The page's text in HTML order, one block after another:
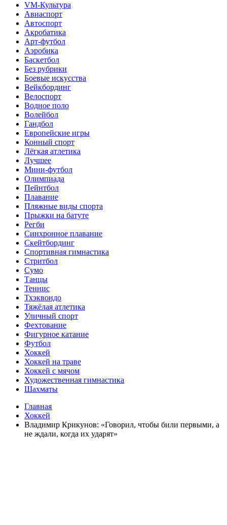
VM-Культура
Авиаспорт
Автоспорт
Акробатика
Арт-футбол
Аэробика
Баскетбол
Без рубрики
Боевые искусства
Вейкбординг
Велоспорт
Водное поло
Волейбол
Гандбол
Европейские игры
Конный спорт
Лёгкая атлетика
Лучшее
Мини-футбол
Олимпиада
Пейнтбол
Плавание
Пляжные виды спорта
Прыжки на батуте
Регби
Синхронное плавание
Скейтбординг
Спортивная гимнастика
Стритбол
Сумо
Танцы
Теннис
Тхэквондо
Тяжёлая атлетика
Уличный спорт
Фехтование
Фигурное катание
Футбол
Хоккей
Хоккей на траве
Хоккей с мячом
Художественная гимнастика
Шахматы
Главная
Хоккей
Владимир Крикунов: «Говорил, чтобы били первыми, а
не ждали, когда их ударят»